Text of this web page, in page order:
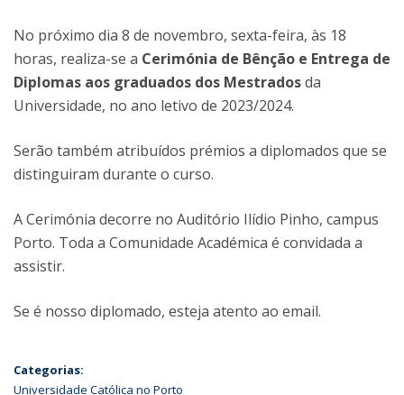
No próximo dia 8 de novembro, sexta-feira, às 18
horas, realiza-se a Cerimónia de Bênção e Entrega de
Diplomas aos graduados dos Mestradosda
Universidade, no ano letivo de 2023/2024.
Serão também atribuídos prémios a diplomados que se
distinguiram durante o curso.
A Cerimónia decorre no Auditório Ilídio Pinho, campus
Porto. Toda a Comunidade Académica é convidada a
assistir.
Se é nosso diplomado, esteja atento ao email.
Categorias:
Universidade Católica no Porto